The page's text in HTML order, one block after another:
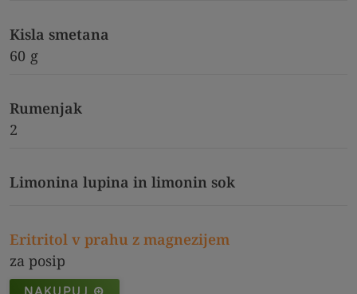
Kisla smetana
60 g
Rumenjak
2
Limonina lupina in limonin sok
Eritritol v prahu z magnezijem
za posip